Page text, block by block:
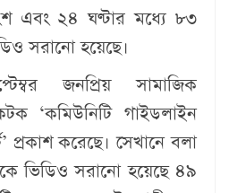
এবং ২৪ ঘণ্টার মধ্যে ৮৩
সরানো হয়েছে।
জনপ্রিয় সামাজিক
‘কমিউনিটি গাইডলাইন
প্রকাশ করেছে। সেখানে বলা
ভিডিও সরানো হয়েছে ৪৯